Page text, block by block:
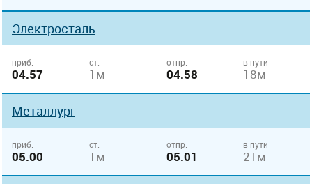
Электросталь
приб.
04.57
ст.
1м
отпр.
04.58
в пути
18м
Металлург
приб.
05.00
ст.
1м
отпр.
05.01
в пути
21м